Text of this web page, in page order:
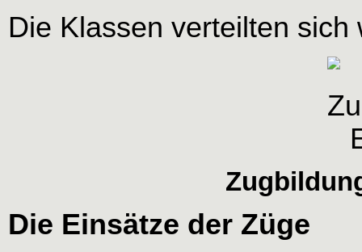
Die Klassen verteilten sich
Die Einsätze der Züge